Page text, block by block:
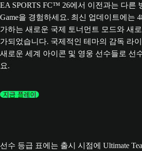
EA SPORTS FC™ 26에서 이전과는 다른
Game을 경험하세요. 최신 업데이트에는
가하는 새로운 국제 토너먼트 모드와 새
가되었습니다. 국제적인 테마의 감독 라
새로운 세계 아이콘 및 영웅 선수들로 선
요.
지금 플레이
선수 등급 표에는 출시 시점에 Ultimate